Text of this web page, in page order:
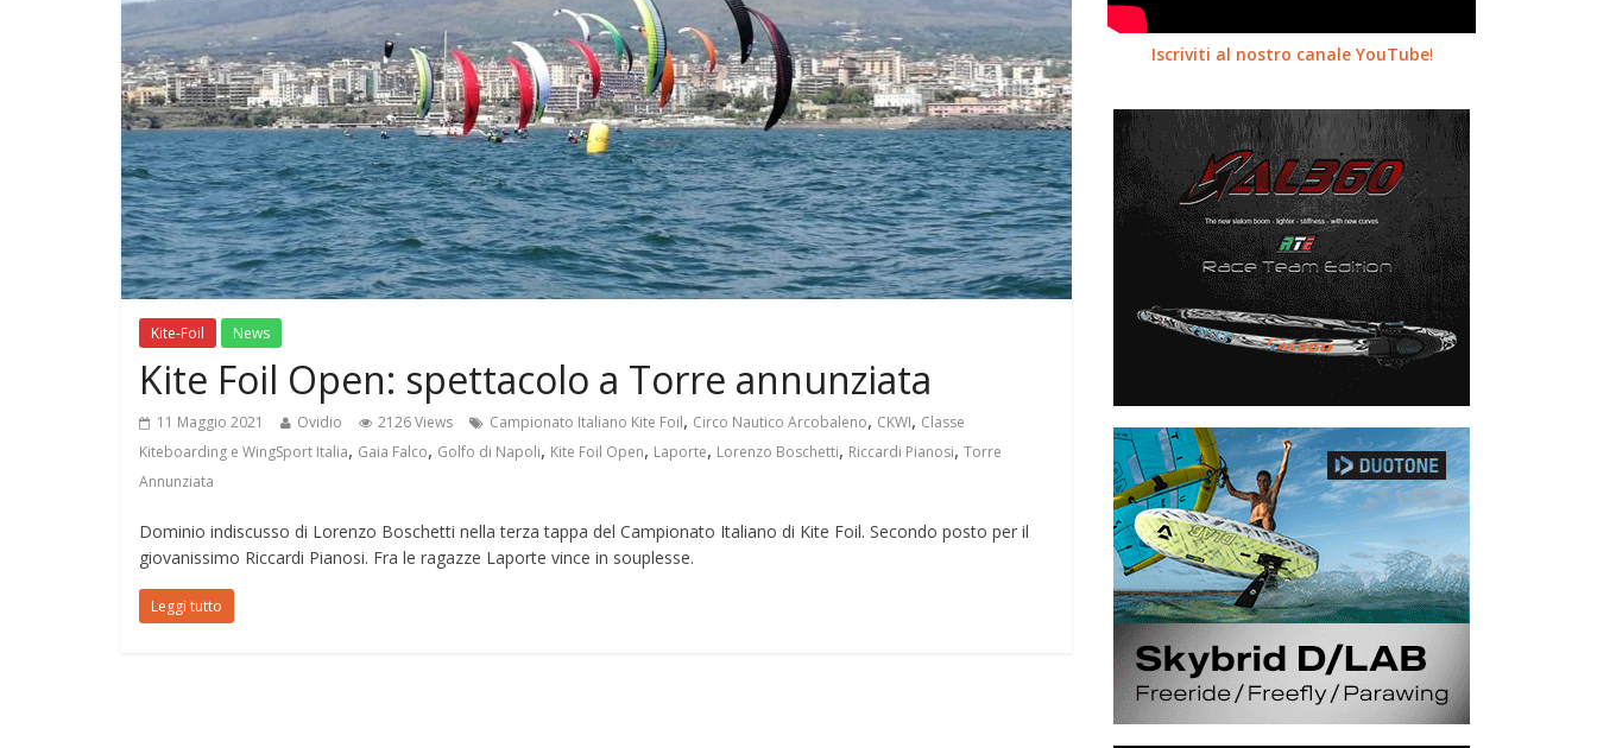
Kite-Foil News
Kite Foil Open: spettacolo a Torre annunziata
11 Maggio 2021 Ovidio 2126 Views Campionato Italiano Kite Foil, Circo Nautico Arcobaleno, CKWI, Classe
Kiteboarding e WingSport Italia, Gaia Falco, Golfo di Napoli, Kite Foil Open, Laporte, Lorenzo Boschetti, Riccardi Pianosi, Torre
Annunziata
Dominio indiscusso di Lorenzo Boschetti nella terza tappa del Campionato Italiano di Kite Foil. Secondo posto per il
giovanissimo Riccardi Pianosi. Fra le ragazze Laporte vince in souplesse.
Leggi tutto
Iscriviti al nostro canale YouTube!